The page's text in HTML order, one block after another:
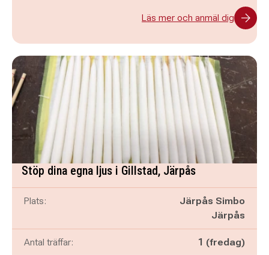
Läs mer och anmäl dig
Stöp dina egna ljus i Gillstad, Järpås
Plats:
Järpås Simbo
Järpås
Antal träffar: 1 (fredag)